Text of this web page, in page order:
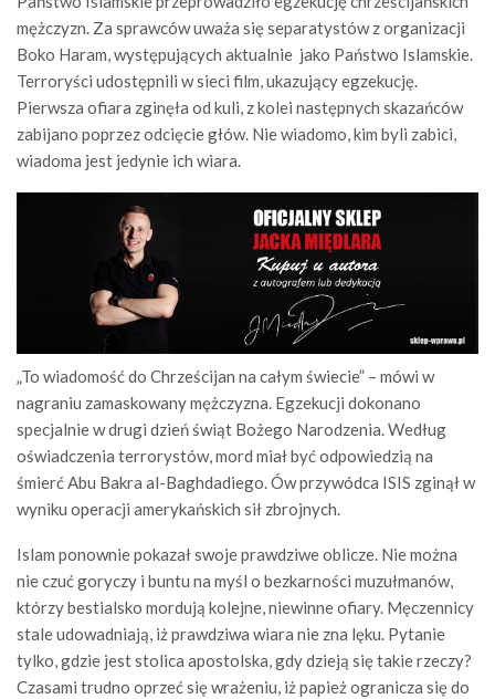
mężczyzn. Za sprawców uważa się separatystów z organizacji
Boko Haram, występujących aktualnie jako Państwo Islamskie.
Terroryści udostępnili w sieci film, ukazujący egzekucję.
Pierwsza ofiara zginęła od kuli, z kolei następnych skazańców
zabijano poprzez odcięcie głów. Nie wiadomo, kim byli zabici,
wiadoma jest jedynie ich wiara.
„To wiadomość do Chrześcijan na całym świecie” – mówi w
nagraniu zamaskowany mężczyzna. Egzekucji dokonano
specjalnie w drugi dzień świąt Bożego Narodzenia. Według
oświadczenia terrorystów, mord miał być odpowiedzią na
śmierć Abu Bakra al-Baghdadiego. Ów przywódca ISIS zginął w
wyniku operacji amerykańskich sił zbrojnych.
Islam ponownie pokazał swoje prawdziwe oblicze. Nie można
nie czuć goryczy i buntu na myśl o bezkarności muzułmanów,
którzy bestialsko mordują kolejne, niewinne ofiary. Męczennicy
stale udowadniają, iż prawdziwa wiara nie zna lęku. Pytanie
tylko, gdzie jest stolica apostolska, gdy dzieją się takie rzeczy?
Czasami trudno oprzeć się wrażeniu, iż papież ogranicza się do